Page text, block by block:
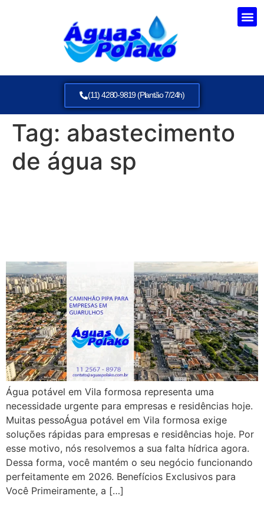
(11) 4280-9819 (Plantão 7/24h)
Tag: abastecimento
de água sp
Água potável em Vila formosa representa uma
necessidade urgente para empresas e residências hoje.
Muitas pessoÁgua potável em Vila formosa exige
soluções rápidas para empresas e residências hoje. Por
esse motivo, nós resolvemos a sua falta hídrica agora.
Dessa forma, você mantém o seu negócio funcionando
perfeitamente em 2026. Benefícios Exclusivos para
Você Primeiramente, a […]